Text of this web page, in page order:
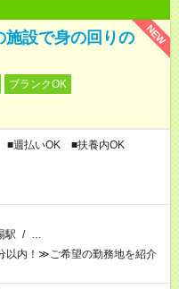
NEW
設で身の回りの
ブランクOK
■週払いOK ■扶養内OK
駅 / …
以内！≫ご希望の勤務地を紹介